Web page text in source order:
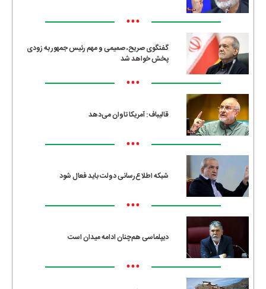
•••
گفتگوی صریح، صمیمی و مهم رئیس جمهور به زودی
پخش خواهد شد
•••
قالیباف: آمریکا تاوان می‌دهد
•••
شبکه اطلاع‌رسانی دولت باید فعال شود
•••
دیپلماسی هم‌چنان ادامه میدان است
•••